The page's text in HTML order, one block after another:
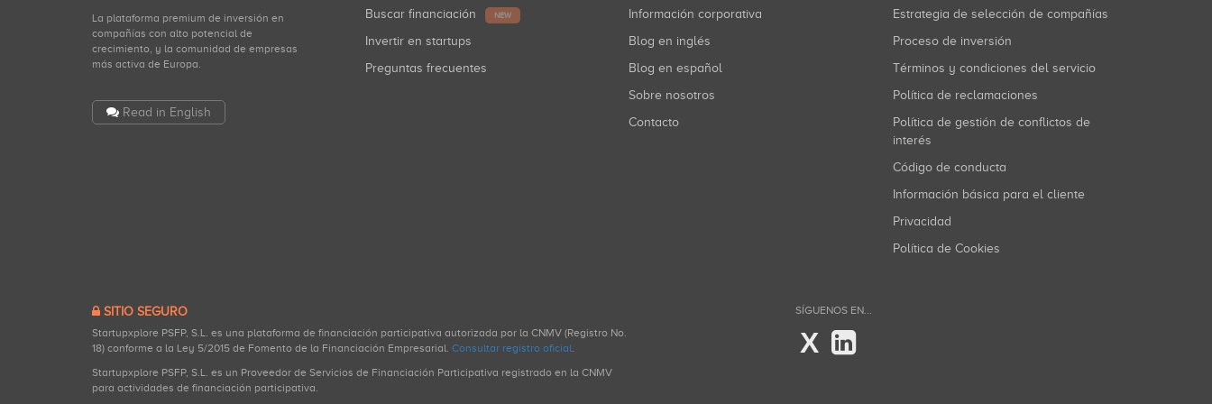
La plataforma premium de inversión en
compañías con alto potencial de
crecimiento, y la comunidad de empresas
más activa de Europa.
Read in English
Buscar financiación NEW
Invertir en startups
Preguntas frecuentes
Información corporativa
Blog en inglés
Blog en español
Sobre nosotros
Contacto
Estrategia de selección de compañías
Proceso de inversión
Términos y condiciones del servicio
Política de reclamaciones
Política de gestión de conflictos de
interés
Código de conducta
Información básica para el cliente
Privacidad
Política de Cookies
SITIO SEGURO
Startupxplore PSFP, S.L. es una plataforma de financiación participativa autorizada por la CNMV (Registro No.
18) conforme a la Ley 5/2015 de Fomento de la Financiación Empresarial. Consultar registro oficial
Startupxplore PSFP, S.L. es un Proveedor de Servicios de Financiación Participativa registrado en la CNMV
para actividades de financiación participativa.
SÍGUENOS EN...
X